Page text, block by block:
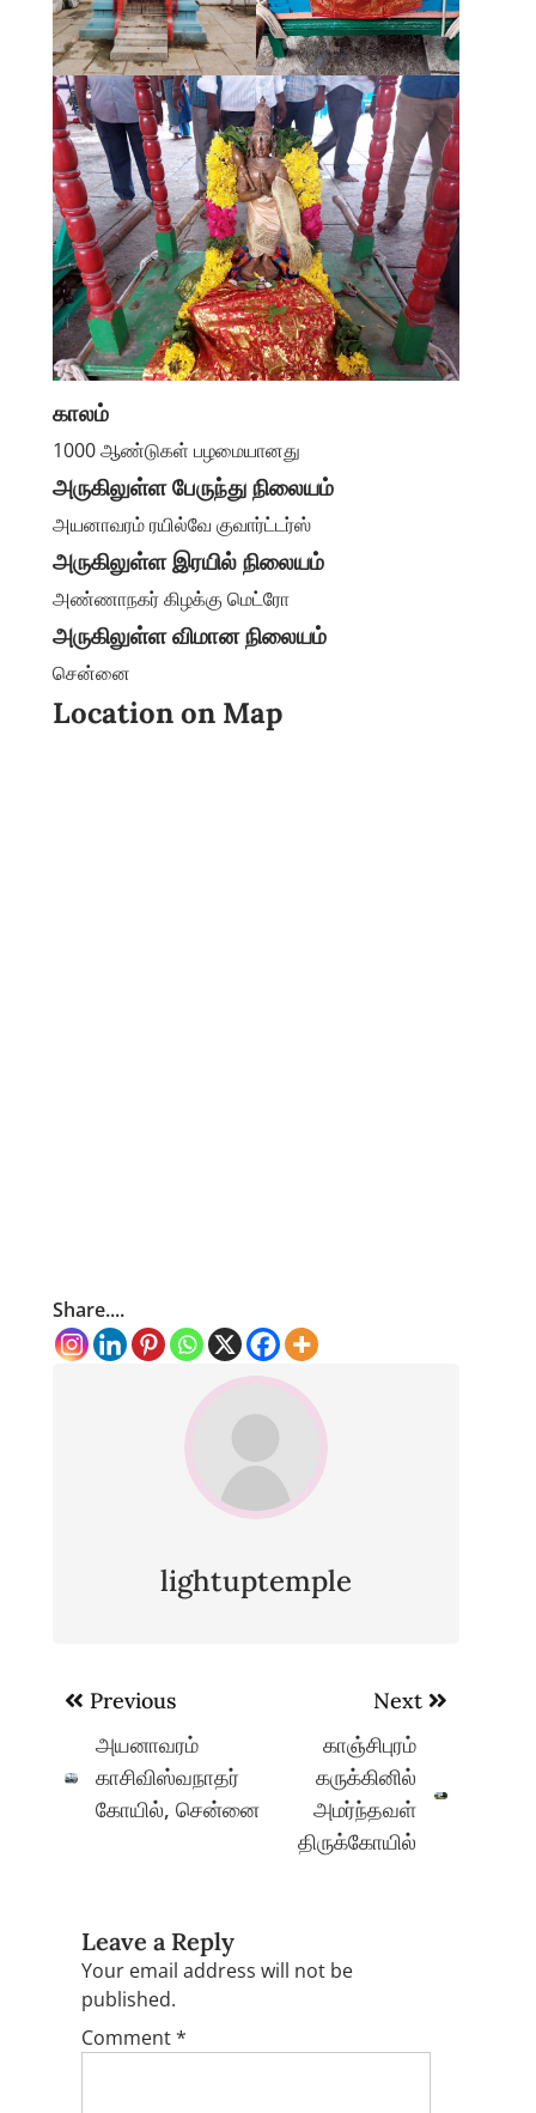
காலம்
1000 ஆண்டுகள் பழமையானது
அருகிலுள்ள பேருந்து நிலையம்
அயனாவரம் ரயில்வே குவார்ட்டர்ஸ்
அருகிலுள்ள இரயில் நிலையம்
அண்ணாநகர் கிழக்கு மெட்ரோ
அருகிலுள்ள விமான நிலையம்
சென்னை
Location on Map
Share....
lightuptemple
Post
navigation
Previous
அயனாவரம்
காசிவிஸ்வநாதர்
கோயில், சென்னை
Next
காஞ்சிபுரம்
கருக்கினில்
அமர்ந்தவள்
திருக்கோயில்
Leave a Reply
Your email address will not be
published.
Comment*